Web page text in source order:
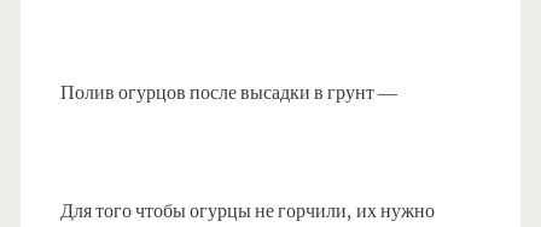
Полив огурцов после высадки в грунт —
Для того чтобы огурцы не горчили, их нужно